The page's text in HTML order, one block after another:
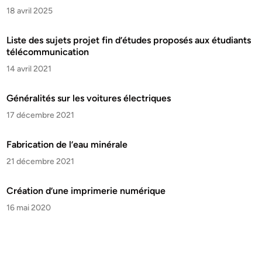
18 avril 2025
Liste des sujets projet fin d’études proposés aux étudiants
télécommunication
14 avril 2021
Généralités sur les voitures électriques
17 décembre 2021
Fabrication de l’eau minérale
21 décembre 2021
Création d’une imprimerie numérique
16 mai 2020